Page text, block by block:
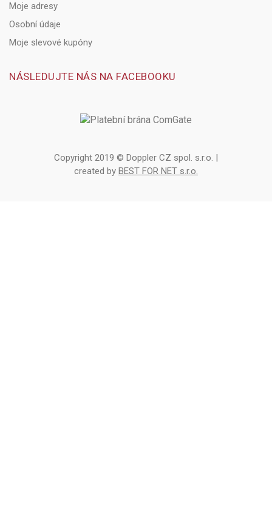
Moje adresy
Osobní údaje
Moje slevové kupóny
NÁSLEDUJTE NÁS NA FACEBOOKU
Copyright 2019 © Doppler CZ spol. s.r.o. |
created by BEST FOR NET s.r.o.